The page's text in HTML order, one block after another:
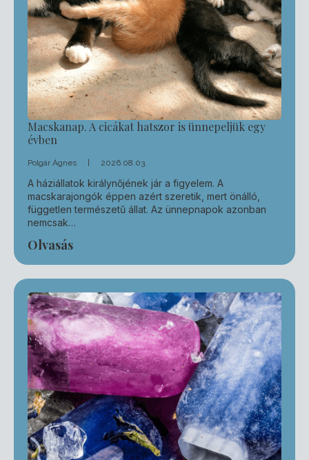
Macskanap. A cicákat hatszor is ünnepeljük egy
évben
Polgár Ágnes 2026.08.03.
A háziállatok királynőjének jár a figyelem. A
macskarajongók éppen azért szeretik, mert önálló,
független természetű állat. Az ünnepnapok azonban
nemcsak…
Olvasás